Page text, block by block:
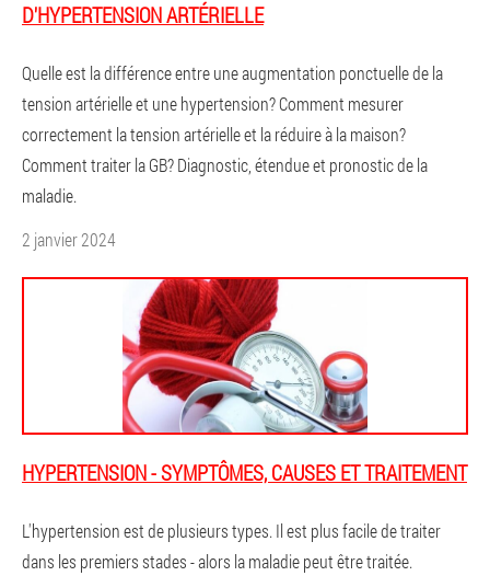
D'HYPERTENSION ARTÉRIELLE
Quelle est la différence entre une augmentation ponctuelle de la
tension artérielle et une hypertension? Comment mesurer
correctement la tension artérielle et la réduire à la maison?
Comment traiter la GB? Diagnostic, étendue et pronostic de la
maladie.
2 janvier 2024
HYPERTENSION - SYMPTÔMES, CAUSES ET TRAITEMENT
L'hypertension est de plusieurs types. Il est plus facile de traiter
dans les premiers stades - alors la maladie peut être traitée.